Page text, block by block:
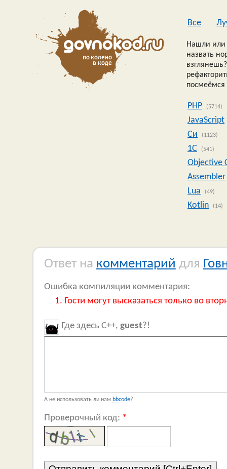
Все
Нашли или
назвать
посмеёмся
PHP (5714)
JavaScript
Си
(1123)
1C (541)
Objective
Assembler
Lua
(49)
Kotlin (14)
Ответ на комментарий для
Ошибка компиляции комментария:
Гости могут высказаться только во
Где здесь C++, guest?!
А не использовать ли нам bbcode?
Проверочный код: *